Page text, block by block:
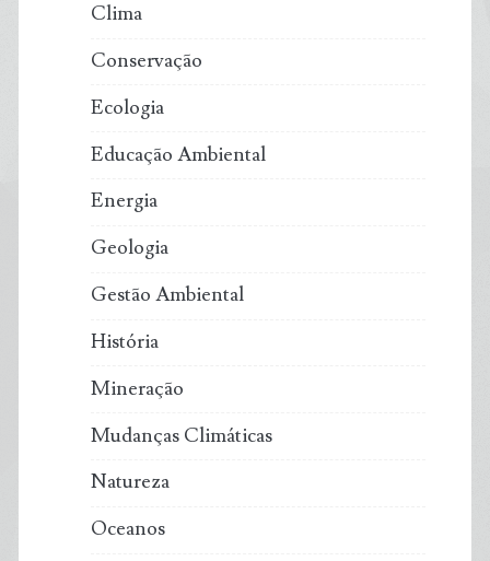
Clima
Conservação
Ecologia
Educação Ambiental
Energia
Geologia
Gestão Ambiental
História
Mineração
Mudanças Climáticas
Natureza
Oceanos